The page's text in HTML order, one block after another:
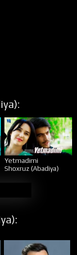
Yetmadimi
Shoxruz (Abadiya)